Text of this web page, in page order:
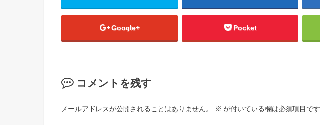
Google+ Pocket
コメントを残す
メールアドレスが公開されることはありません。 ※ が付いている欄は必須項目です